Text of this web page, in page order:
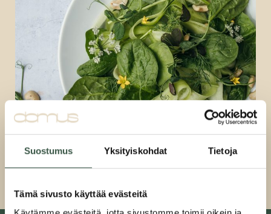
Suostumus Yksityiskohdat Tietoja
Tämä sivusto käyttää evästeitä